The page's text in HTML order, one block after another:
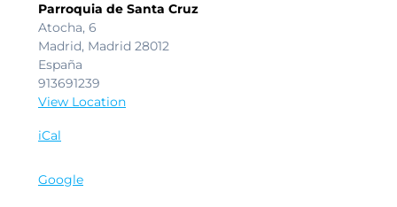
Parroquia de Santa Cruz
Atocha, 6
Madrid, Madrid 28012
España
913691239
View Location
iCal
Google